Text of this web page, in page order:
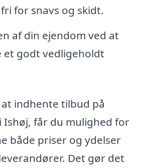
for snavs og skidt.
af din ejendom ved at
et godt vedligeholdt
indhente tilbud på
får du mulighed for
både priser og ydelser
Det gør det